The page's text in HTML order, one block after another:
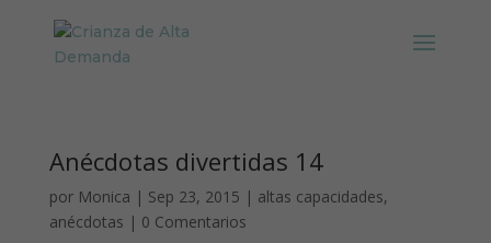
Anécdotas divertidas 14
por Monica | Sep 23, 2015 | altas capacidades,
anécdotas | 0 Comentarios